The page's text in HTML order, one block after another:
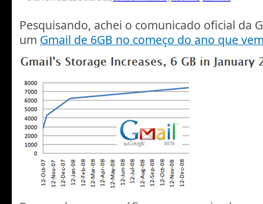
Pesquisando, achei o comunicado oficial da
um Gmail de 6GB no começo do ano que